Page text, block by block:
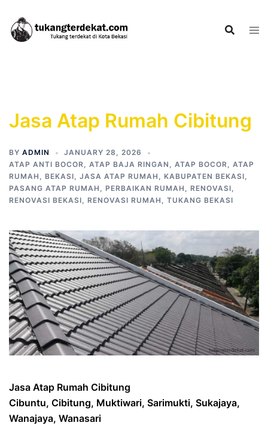
content
Jasa Atap Rumah Cibitung
BY ADMIN
JANUARY 28, 2026
ATAP ANTI BOCOR, ATAP BAJA RINGAN , ATAP BOCOR, ATAP
RUMAH , BEKASI, JASA ATAP RUMAH , KABUPATEN BEKASI,
PASANG ATAP RUMAH , PERBAIKAN RUMAH , RENOVASI,
RENOVASI BEKASI, RENOVASI RUMAH , TUKANG BEKASI
Jasa Atap Rumah Cibitung
Cibuntu, Cibitung, Muktiwari, Sarimukti, Sukajaya,
Wanajaya, Wanasari